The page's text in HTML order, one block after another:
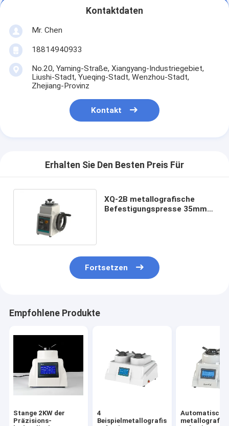
Kontaktdaten
Mr. Chen
18814940933
No.20, Yaming-Straße, Xiangyang-Industriegebiet,
Liushi-Stadt, Yueqing-Stadt, Wenzhou-Stadt,
Zhejiang-Provinz
Kontakt
Erhalten Sie Den Besten Preis Für
XQ-2B metallografische
Befestigungspresse 35mm
Fortsetzen
Empfohlene Produkte
Stange 2KW der
Präzisions-
4
Beispielmetallografische
Automatische